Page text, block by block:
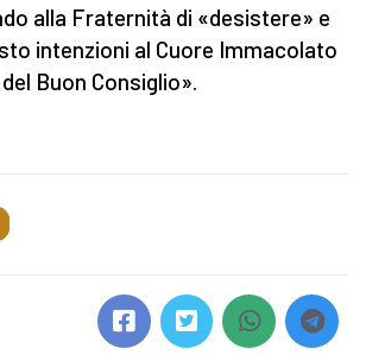
alla Fraternità di «desistere» e
intenzioni al Cuore Immacolato
Buon Consiglio».